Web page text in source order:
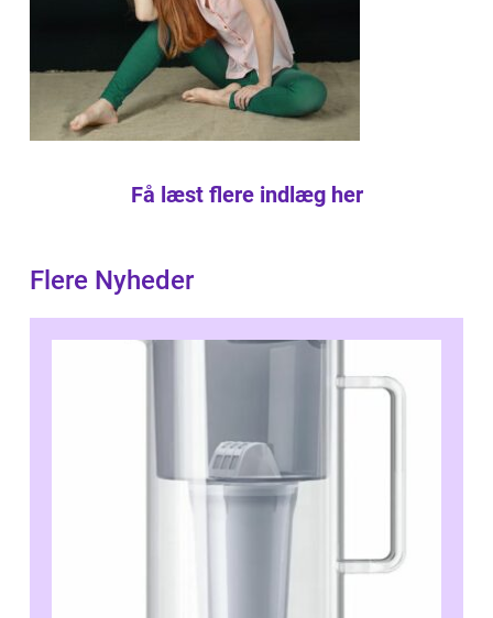
Få læst flere indlæg her
Flere Nyheder